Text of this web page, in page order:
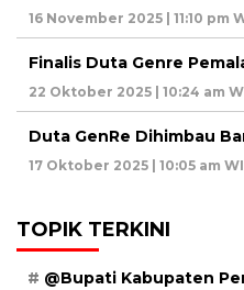
16 November 2025 | 11:10 pm
Finalis Duta Genre
22 Oktober 2025 | 10:24 am
Duta GenRe Dihimbau
17 Oktober 2025 | 10:05 am
TOPIK TERKINI
@Bupati Kabupaten